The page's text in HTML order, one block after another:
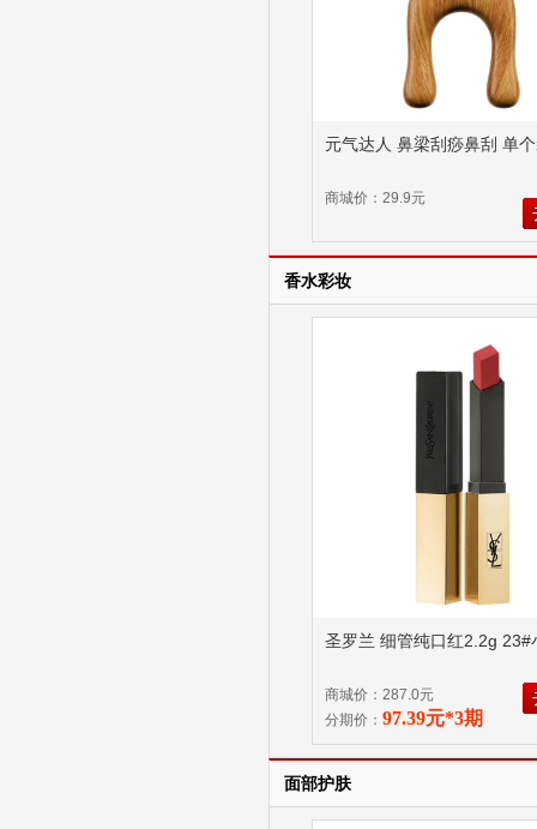
元气达人 鼻梁刮痧鼻刮 单
商城价：29.9元
香水彩妆
圣罗兰 细管纯口红2.2g
商城价：287.0元
分期价： 97.39元*3期
面部护肤